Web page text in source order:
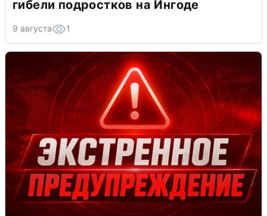
гибели подростков на Ингоде
9 августа 1